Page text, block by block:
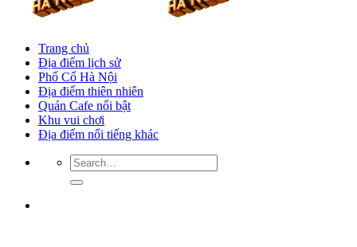
Trang chủ
Địa điểm lịch sử
Phố Cổ Hà Nội
Địa điểm thiên nhiên
Quán Cafe nổi bật
Khu vui chơi
Địa điểm nổi tiếng khác